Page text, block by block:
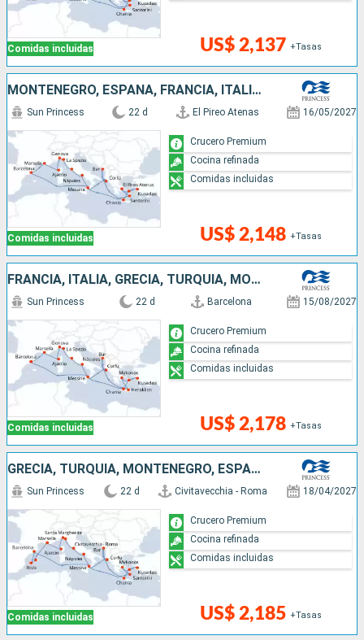
Comidas incluidas US$ 2,137 +Tasas
MONTENEGRO, ESPAÑA, FRANCIA, ITALIA, TURQUÍA, GRECIA
Comidas incluidas
Sun Princess 22 d El Pireo Atenas 16/05/2027
US$ 2,148 +Tasas
Crucero Premium
Cocina refinada
Comidas incluidas
FRANCIA, ITALIA, GRECIA, TURQUÍA, MONTENEGRO, ESPAÑA
Comidas incluidas
Sun Princess 22 d Barcelona 15/08/2027
US$ 2,178 +Tasas
Crucero Premium
Cocina refinada
Comidas incluidas
GRECIA, TURQUÍA, MONTENEGRO, ESPAÑA, FRANCIA, ITALIA
Comidas incluidas
Sun Princess 22 d Civitavecchia - Roma 18/04/2027
US$ 2,185 +Tasas
Crucero Premium
Cocina refinada
Comidas incluidas